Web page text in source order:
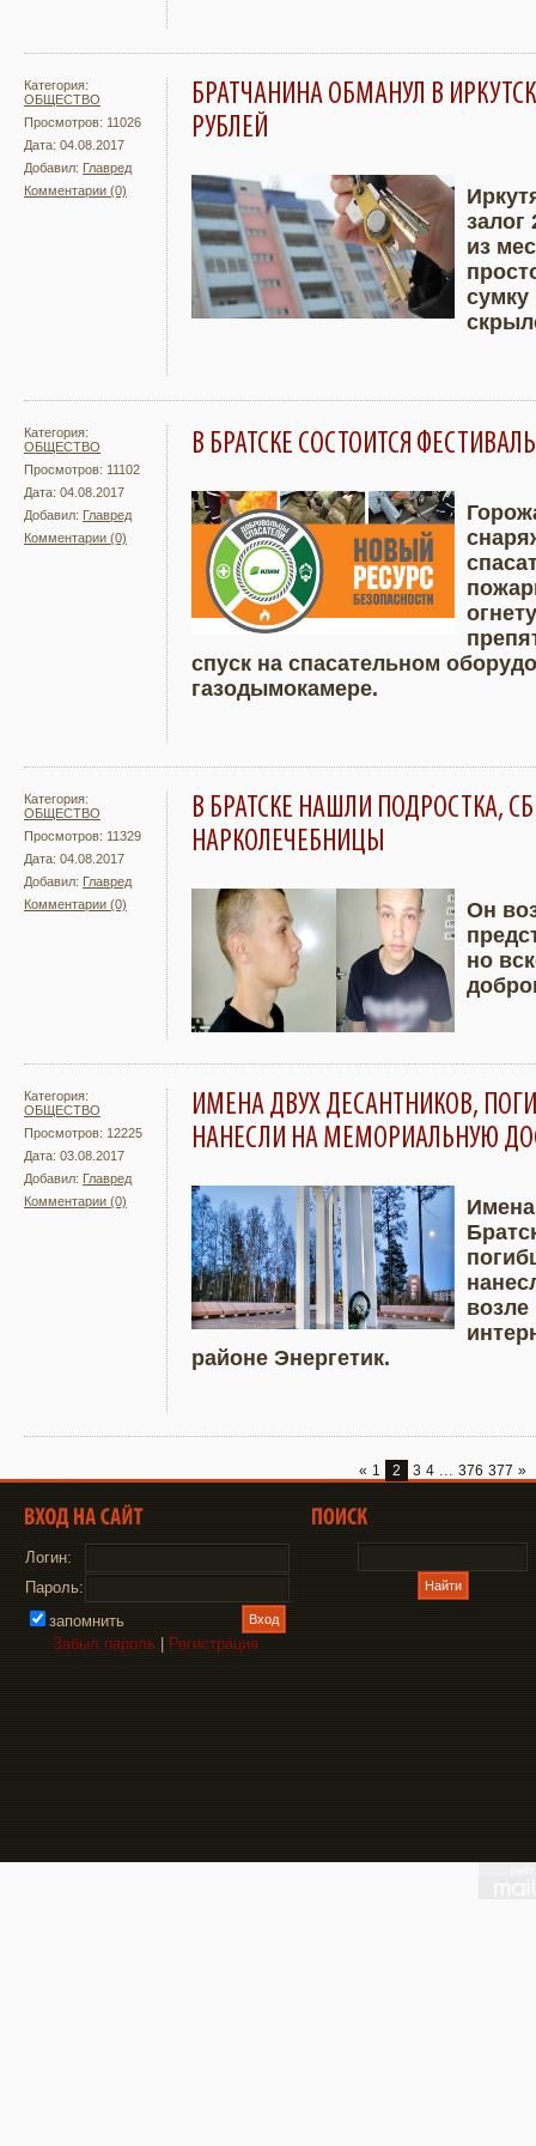
Категория:
ОБЩЕСТВО
Просмотров: 11026
Дата: 04.08.2017
Добавил: Главред
Комментарии (0)
БРАТЧАНИНА ОБМАНУЛ В
РУБЛЕЙ
Подробнее
залог
из
сумку
Категория:
ОБЩЕСТВО
Просмотров: 11102
Дата: 04.08.2017
Добавил: Главред
Комментарии (0)
В БРАТСКЕ СОСТОИТСЯ
Подробнее
спуск на спасательном
газодымокамере.
Категория:
ОБЩЕСТВО
Просмотров: 11329
Дата: 04.08.2017
Добавил: Главред
Комментарии (0)
В БРАТСКЕ НАШЛИ ПОДРОСТКА,
НАРКОЛЕЧЕБНИЦЫ
Подробнее
Он
но
Категория:
ОБЩЕСТВО
Просмотров: 12225
Дата: 03.08.2017
Добавил: Главред
Комментарии (0)
ИМЕНА ДВУХ ДЕСАНТНИКОВ,
НАНЕСЛИ НА МЕМОРИАЛЬНУЮ
Подробнее
районе Энергетик.
« 1 2 3 4 ... 376 377 »
Логин:
Пароль:
запомнить
Забыл пароль
Регистрация